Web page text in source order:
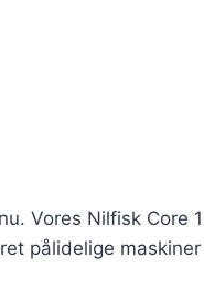
Vores Nilfisk Core
pålidelige